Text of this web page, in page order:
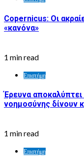
Copernicus: Οι
«κανόνα»
1 min read
Επιστήμη
Έρευνα
νοημοσύνης δίνουν
1 min read
Επιστήμη